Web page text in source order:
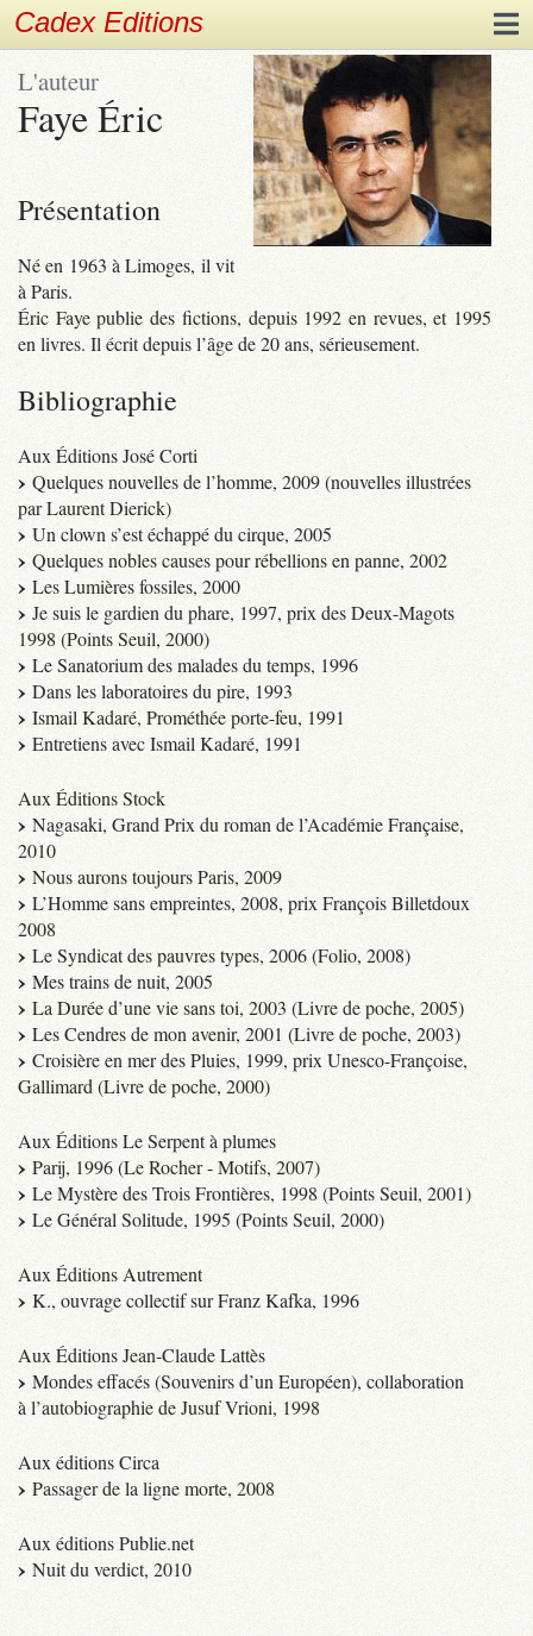
Cadex Editions
L'auteur
Faye Éric
Présentation
Né en 1963 à Limoges, il vit
à Paris.
Éric Faye publie des fictions, depuis 1992 en revues, et 1995
en livres. Il écrit depuis l’âge de 20 ans, sérieusement.
Bibliographie
Aux Éditions José Corti
Quelques nouvelles de l’homme, 2009 (nouvelles illustrées
par Laurent Dierick)
Un clown s’est échappé du cirque, 2005
Quelques nobles causes pour rébellions en panne, 2002
Les Lumières fossiles, 2000
Je suis le gardien du phare, 1997, prix des Deux-Magots
1998 (Points Seuil, 2000)
Le Sanatorium des malades du temps, 1996
Dans les laboratoires du pire, 1993
Ismail Kadaré, Prométhée porte-feu, 1991
Entretiens avec Ismail Kadaré, 1991
Aux Éditions Stock
Nagasaki, Grand Prix du roman de l’Académie Française,
2010
Nous aurons toujours Paris, 2009
L’Homme sans empreintes, 2008, prix François Billetdoux
2008
Le Syndicat des pauvres types, 2006 (Folio, 2008)
Mes trains de nuit, 2005
La Durée d’une vie sans toi, 2003 (Livre de poche, 2005)
Les Cendres de mon avenir, 2001 (Livre de poche, 2003)
Croisière en mer des Pluies, 1999, prix Unesco-Françoise,
Gallimard (Livre de poche, 2000)
Aux Éditions Le Serpent à plumes
Parij, 1996 (Le Rocher - Motifs, 2007)
Le Mystère des Trois Frontières, 1998 (Points Seuil, 2001)
Le Général Solitude, 1995 (Points Seuil, 2000)
Aux Éditions Autrement
K., ouvrage collectif sur Franz Kafka, 1996
Aux Éditions Jean-Claude Lattès
Mondes effacés (Souvenirs d’un Européen), collaboration
à l’autobiographie de Jusuf Vrioni, 1998
Aux éditions Circa
Passager de la ligne morte, 2008
Aux éditions Publie.net
Nuit du verdict, 2010